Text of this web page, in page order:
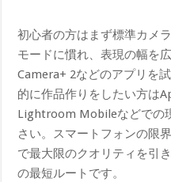
初心者の方はまず標準カメ
モードに慣れ、表現の幅を
Camera+ 2などのアプリを
的に作品作りをしたい方は
Lightroom Mobileなどでの
さい。スマートフォンの限
で最大限のクオリティを引
の最短ルートです。